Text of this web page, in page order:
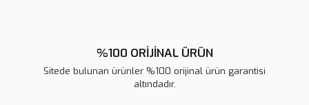
%100 ORİJİNAL ÜRÜN
Sitede bulunan ürünler %100 orijinal ürün garantisi
altındadır.